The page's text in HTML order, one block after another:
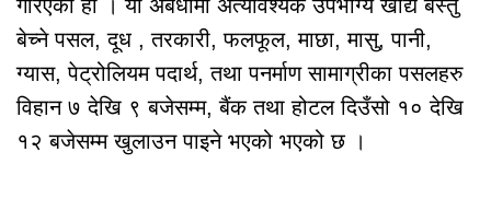
गरिएको हो । यो अबधीमा अत्यावश्यक उपभोग्य खाद्य बस्तु
बेच्ने पसल, दूध , तरकारी, फलफूल, माछा, मासु, पानी,
ग्यास, पेट्रोलियम पदार्थ, तथा पनर्माण सामाग्रीका पसलहरु
विहान ७ देखि ९ बजेसम्म, बैंक तथा होटल दिउँसो १० देखि
१२ बजेसम्म खुलाउन पाइने भएको भएको छ ।